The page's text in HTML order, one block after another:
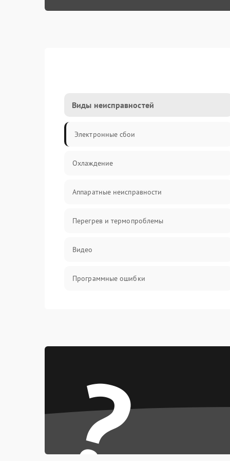
Виды неисправностей
Электронные сбои
Охлаждение
Аппаратные неисправности
Перегрев и термопроблемы
Видео
Программные ошибки
Питание
Электронные компоненты
?